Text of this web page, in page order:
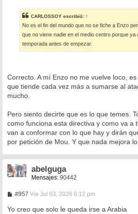
s
a
j
e
CARLOSSOY escribió: ↑
No es el fin del mundo que no se fiche a Enzo
que no viene nadie en el medio centro porque ya
temporada antes de empezar.
Correcto. A mí Enzo no me vuelve loco,
que tiende cada vez más a sumarse al
mucho.
Pero siento decirte que es lo que temes.
como funciona esta directiva y como va a
van a conformar con lo que hay y dirán
por petición de Mou. Y que nada mejora
abelguga
Mensajes: 90442
#957M
n
Vie Jul 03, 2026 6:12 pm
Yo creo que solo le queda irse a Arabia